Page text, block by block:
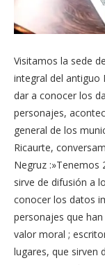
Visitamos la sede
integral del antiguo
dar a conocer los
personajes,
general de los
Ricaurte,
Negruz :»Tenemos
sirve de difusión a
conocer los datos
personajes que
valor moral ;
lugares, que sirven